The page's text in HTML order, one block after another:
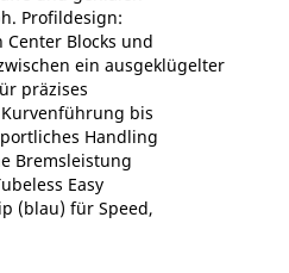
Profildesign:
Blocks und
ein ausgeklügelter
präzises
bis
Handling
Bremsleistung
Easy
(blau) für Speed,